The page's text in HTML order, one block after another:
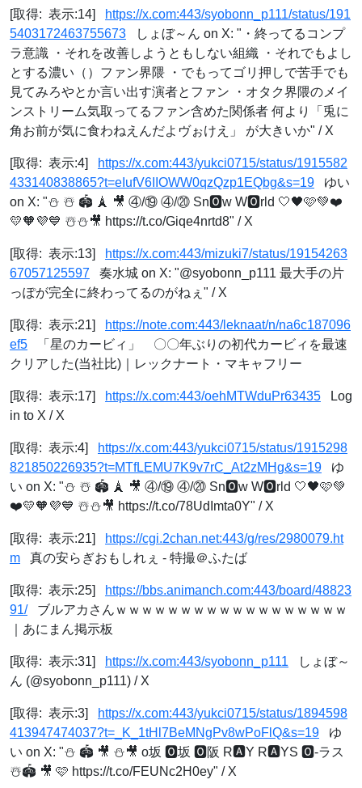
[取得: 表示:14]
https://x.com:443/syobonn_p111/status/191
5403172463755673 しょぼ～ん on X: "・終ってるコンプ
ラ意識 ・それを改善しようともしない組織 ・それでもよし
とする濃い（）ファン界隈 ・でもってゴリ押しで苦手でも
見てみろやとか言い出す演者とファン ・オタク界隈のメイ
ンストリーム気取ってるファン含めた関係者 何より「兎に
角お前が気に食わねえんだよヴぉけえ」 が大きいか" / X
[取得: 表示:4]
https://x.com:443/yukci0715/status/1915582
433140838865?t=eIufV6IIOWW0qzQzp1EQbg&s=19 ゆい
on X: "⛄️ ☃️ 🏟️ 🗼 🎥 ④/⑲ ④/⑳ Sn🅾️w W🅾️rld 🤍🖤🩷💚❤️
💛🧡💜💙 ☃️⛄️🎥 https://t.co/Giqe4nrtd8" / X
[取得: 表示:13]
https://x.com:443/mizuki7/status/19154263
67057125597 奏水城 on X: "@syobonn_p111 最大手の片
っぽが完全に終わってるのがねぇ" / X
[取得: 表示:21]
https://note.com:443/leknaat/n/na6c187096
ef5 「星のカービィ」 〇〇年ぶりの初代カービィを最速
クリアした(当社比)｜レックナート・マキャフリー
[取得: 表示:17] https://x.com:443/oehMTWduPr63435 Log
in to X / X
[取得: 表示:4]
https://x.com:443/yukci0715/status/1915298
821850226935?t=MTfLEMU7K9v7rC_At2zMHg&s=19 ゆ
い on X: "⛄️ ☃️ 🏟️ 🗼 🎥 ④/⑲ ④/⑳ Sn🅾️w W🅾️rld 🤍🖤🩷💚
❤️💛🧡💜💙 ☃️⛄️🎥 https://t.co/78UdImta0Y" / X
[取得: 表示:21]
https://cgi.2chan.net:443/g/res/2980079.ht
m 真の安らぎおもしれぇ - 特撮＠ふたば
[取得: 表示:25]
https://bbs.animanch.com:443/board/48823
91/ブルアカさんｗｗｗｗｗｗｗｗｗｗｗｗｗｗｗｗｗｗ
｜あにまん掲示板
[取得: 表示:31] https://x.com:443/syobonn_p111 しょぼ～
ん (@syobonn_p111) / X
[取得: 表示:3]
https://x.com:443/yukci0715/status/1894598
413947474037?t=_K_1tHl7BeMNgPv8wPoFlQ&s=19 ゆ
い on X: "⛄️ 🏟️ 🎥 ⛄️🎥 o坂 🅾️坂 🅾️阪 R🅰️Y R🅰️YS 🅾️-ラス
☃️🏟️ 🎥 🩷 https://t.co/FEUNc2H0ey" / X